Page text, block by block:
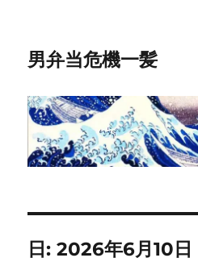
男弁当危機一髪
日:2026年6月10日